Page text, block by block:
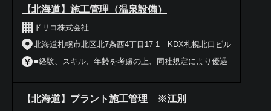
【北海道】施工管理（温泉設備）
ドリコ株式会社
北海道札幌市北区北7条西4丁目17-1 KDX札幌北口ビル
■経験、スキル、年齢を考慮の上、同社規定により優遇
【北海道】プラント施工管理 ※江別